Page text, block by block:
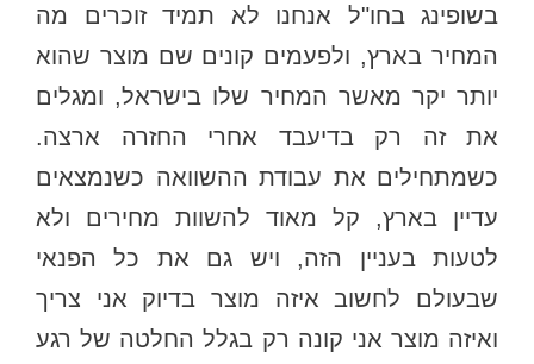
בשופינג בחו"ל אנחנו לא תמיד זוכרים מה
המחיר בארץ, ולפעמים קונים שם מוצר שהוא
יותר יקר מאשר המחיר שלו בישראל, ומגלים
את זה רק בדיעבד אחרי החזרה ארצה.
כשמתחילים את עבודת ההשוואה כשנמצאים
עדיין בארץ, קל מאוד להשוות מחירים ולא
לטעות בעניין הזה, ויש גם את כל הפנאי
שבעולם לחשוב איזה מוצר בדיוק אני צריך
ואיזה מוצר אני קונה רק בגלל החלטה של רגע